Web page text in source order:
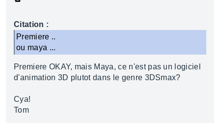
Citation :
Premiere ..
ou maya ...
Premiere OKAY, mais Maya, ce n'est pas un logiciel
d'animation 3D plutot dans le genre 3DSmax?
Cya!
Tom